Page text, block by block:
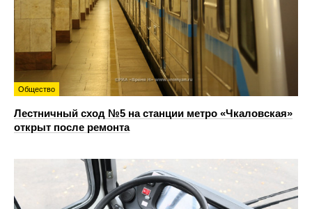
Общество
Лестничный сход №5 на станции метро «Чкаловская»
открыт после ремонта